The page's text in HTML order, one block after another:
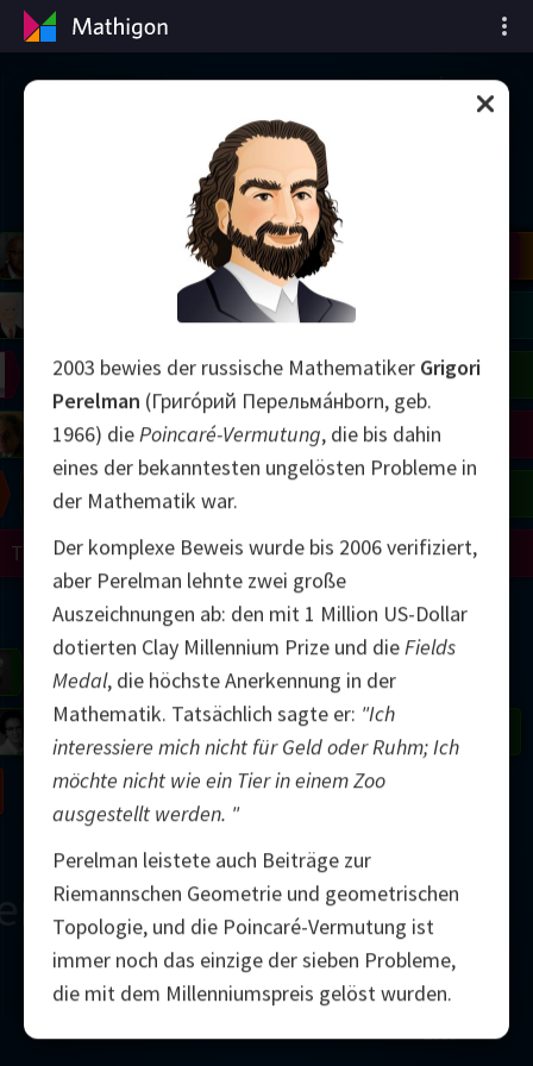
Zeitleiste der Mathematik
2000
Perelman
Zhang
Daubechies
Bourgain
Wiles
Shamir
Yau
Matiyasevich
Thurston
Uhlenbeck
Conway
Langlands
Cohen
Easley
Penrose
Nash
Grothendieck
Serre
Mandelbrot
Wilkins
Johnson
Hauptman
Gardner
Erdős
Turing
Chern
2003 bewies der russische Mathematiker Grigori
Perelman (Григо́рий Перельма́нborn, geb.
1966) diePoincaré-Vermutung, die bis dahin
eines der bekanntesten ungelösten Probleme in
der Mathematik war.
Der komplexe Beweis wurde bis 2006 verifiziert,
aber Perelman lehnte zwei große
Auszeichnungen ab: den mit 1 Million US-Dollar
dotierten Clay Millennium Prize und dieFields
Medal, die höchste Anerkennung in der
Mathematik. Tatsächlich sagte er: "Ich
interessiere mich nicht für Geld oder Ruhm; Ich
möchte nicht wie ein Tier in einem Zoo
ausgestellt werden. "
Perelman leistete auch Beiträge zur
Riemannschen Geometrie und geometrischen
Topologie, und die Poincaré-Vermutung ist
immer noch das einzige der sieben Probleme,
die mit dem Millenniumspreis gelöst wurden.